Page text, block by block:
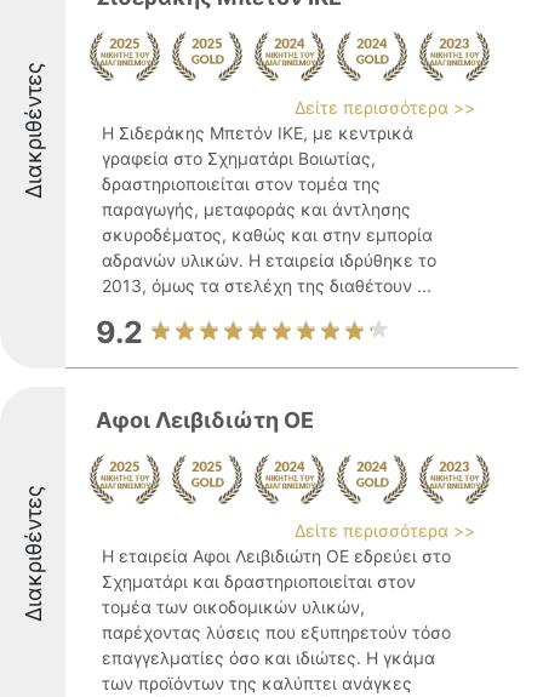
Διακριθέντες
Δείτε περισσότερα >>
Η Σιδεράκης Μπετόν ΙΚΕ, με κεντρικά
γραφεία στο Σχηματάρι Βοιωτίας,
δραστηριοποιείται στον τομέα της
παραγωγής, μεταφοράς και άντλησης
σκυροδέματος, καθώς και στην εμπορία
αδρανών υλικών. Η εταιρεία ιδρύθηκε το
2013, όμως τα στελέχη της διαθέτουν ...
9.2
Διακριθέντες
Αφοι Λειβιδιώτη ΟΕ
Δείτε περισσότερα >>
Η εταιρεία Αφοι Λειβιδιώτη ΟΕ εδρεύει στο
Σχηματάρι και δραστηριοποιείται στον
τομέα των οικοδομικών υλικών,
παρέχοντας λύσεις που εξυπηρετούν τόσο
επαγγελματίες όσο και ιδιώτες. Η γκάμα
των προϊόντων της καλύπτει ανάγκες